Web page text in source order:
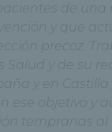
de una
y que
precoz
Salud y de su
y en Castilla
ese objetivo y
tempranas al